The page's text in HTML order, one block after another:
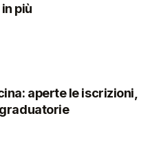
più
aperte le iscrizioni,